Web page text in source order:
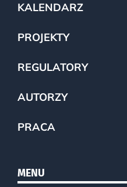
KALENDARZ
PROJEKTY
REGULATORY
AUTORZY
PRACA
MENU